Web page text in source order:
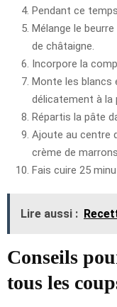
Pendant ce
Mélange le
de châtaigne.
Incorpore la
Monte les blancs
délicatement à la
Répartis la pâte
Ajoute au centre
crème de marrons.
Fais cuire 25
Lire aussi :
Conseils
tous les